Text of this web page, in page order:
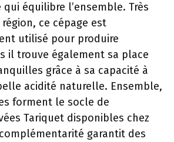
équilibre l’ensemble. Très
ce cépage est
utilisé pour produire
il trouve également sa place
grâce à sa capacité à
acidité naturelle. Ensemble,
forment le socle de
Tariquet disponibles chez
garantit des